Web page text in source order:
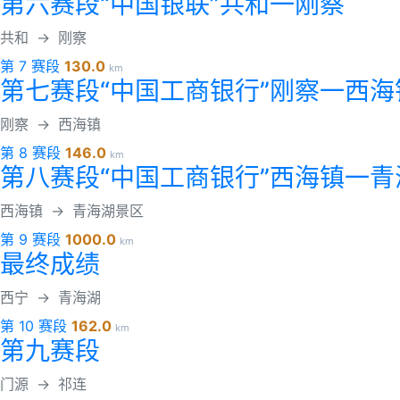
共和 → 刚察
第 7 赛段 130.0 km
第七赛段“中国工商银行”刚察一西
刚察 → 西海镇
第 8 赛段 146.0 km
第八赛段“中国工商银行”西海镇一
西海镇 → 青海湖景区
第 9 赛段 1000.0 km
最终成绩
西宁 → 青海湖
第 10 赛段 162.0 km
第九赛段
门源 → 祁连